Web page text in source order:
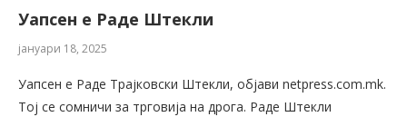
Уапсен е Раде Штекли
јануари 18, 2025
Уапсен е Раде Трајковски Штекли, објави netpress.com.mk.
Toj се сомничи за трговија на дрога. Раде Штекли